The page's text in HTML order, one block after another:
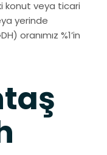
konut veya ticari
yerinde
oranımız %1’in